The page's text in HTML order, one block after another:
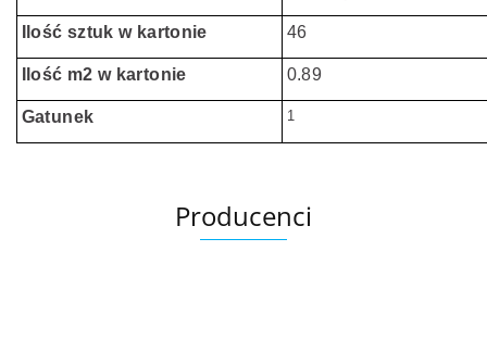
Ilość sztuk w kartonie 46
Ilość m2 w kartonie 0.89
Gatunek 1
Producenci